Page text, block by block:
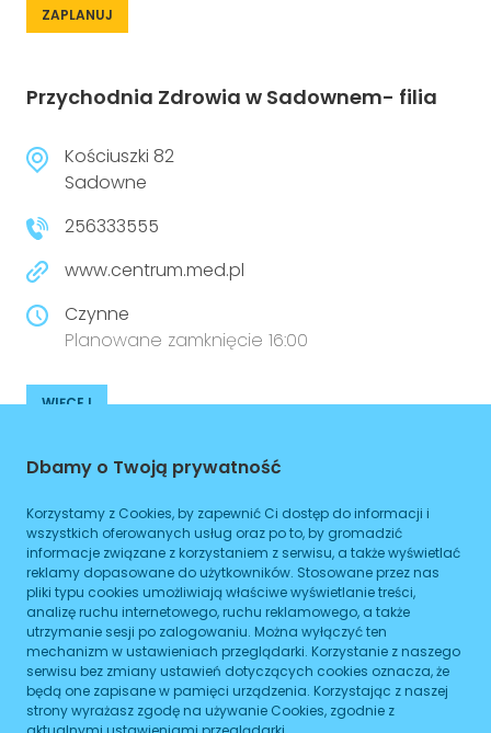
ZAPLANUJ
Przychodnia Zdrowia w Sadownem- filia
Kościuszki 82
Sadowne
256333555
www.centrum.med.pl
Czynne
Planowane zamknięcie 16:00
WIĘCEJ
Dojazd
Tramwaj
Brak podanych linii
Autobus
Brak podanych linii
Metro
Brak podanych linii
ZAPLANUJ
Godziny otwarcia
Dbamy o Twoją prywatność
Korzystamy z Cookies, by zapewnić Ci dostęp do informacji i
wszystkich oferowanych usług oraz po to, by gromadzić
informacje związane z korzystaniem z serwisu, a także wyświetlać
reklamy dopasowane do użytkowników. Stosowane przez nas
pliki typu cookies umożliwiają właściwe wyświetlanie treści,
analizę ruchu internetowego, ruchu reklamowego, a także
utrzymanie sesji po zalogowaniu. Można wyłączyć ten
mechanizm w ustawieniach przeglądarki. Korzystanie z naszego
serwisu bez zmiany ustawień dotyczących cookies oznacza, że
będą one zapisane w pamięci urządzenia. Korzystając z naszej
strony wyrażasz zgodę na używanie Cookies, zgodnie z